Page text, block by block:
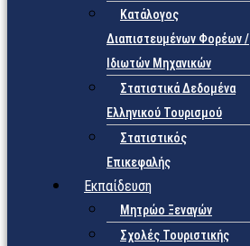
Κατάλογος
Διαπιστευμένων Φορέων /
Ιδιωτών Μηχανικών
Στατιστικά Δεδομένα
Ελληνικού Τουρισμού
Στατιστικός
Επικεφαλής
Εκπαίδευση
Μητρώο Ξεναγών
Σχολές Τουριστικής